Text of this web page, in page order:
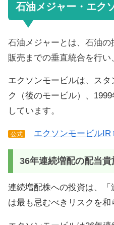
石油メジャー・エク
石油メジャーとは、石油の
販売までの垂直統合を行い
エクソンモービルは、ス
ク（後のモービル）、
しています。
公式 エクソンモービルIR
36年連続増配の配当
連続増配株への投資は、
は最も忌むべきリスクを和